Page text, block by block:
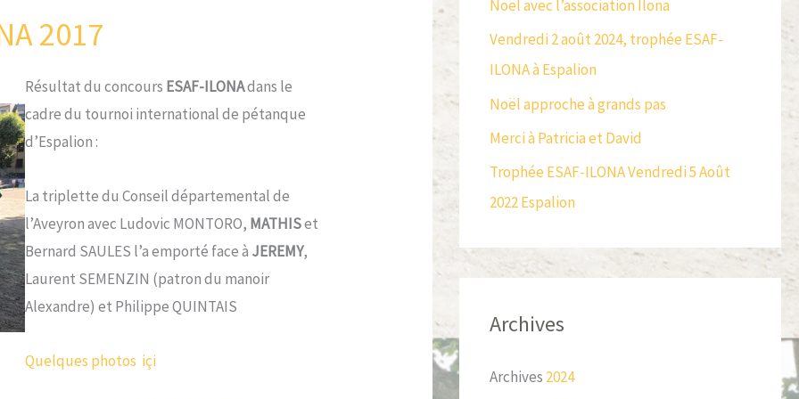
2017
Résultat du concours ESAF-ILONAdans le
cadre du tournoi international de pétanque
d’Espalion :
La triplette du Conseil départemental de
l’Aveyron avec Ludovic MONTORO, MATHISet
Bernard SAULES l’a emporté face à JEREMY,
Laurent SEMENZIN (patron du manoir
Alexandre) et Philippe QUINTAIS
Quelques photos içi
c
h
e
r
:
Noël avec l’association Ilona
Vendredi 2 août 2024, trophée ESAF-
ILONA à Espalion
Noël approche à grands pas
Merci à Patricia et David
Trophée ESAF-ILONA Vendredi 5 Août
2022 Espalion
Archives
Archives 2024